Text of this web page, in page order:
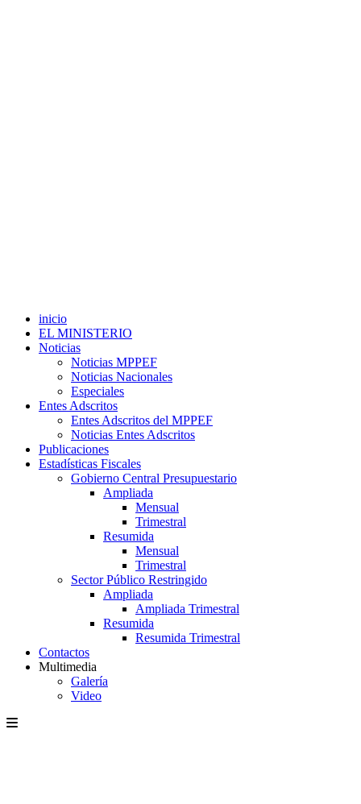
inicio
EL MINISTERIO
Noticias
Noticias MPPEF
Noticias Nacionales
Especiales
Entes Adscritos
Entes Adscritos del MPPEF
Noticias Entes Adscritos
Publicaciones
Estadísticas Fiscales
Gobierno Central Presupuestario
Ampliada
Mensual
Trimestral
Resumida
Mensual
Trimestral
Sector Público Restringido
Ampliada
Ampliada Trimestral
Resumida
Resumida Trimestral
Contactos
Multimedia
Galería
Video